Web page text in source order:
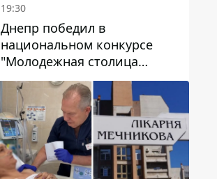
19:30
Днепр победил в
национальном конкурсе
"Молодежная столица
Украины – 2026"